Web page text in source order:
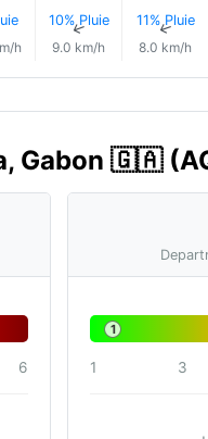
h
10% Pluie
↑
9.0 km/h
11% Pluie
↑
8.0 km/h
Gabon 🇬🇦
6
1
1 3